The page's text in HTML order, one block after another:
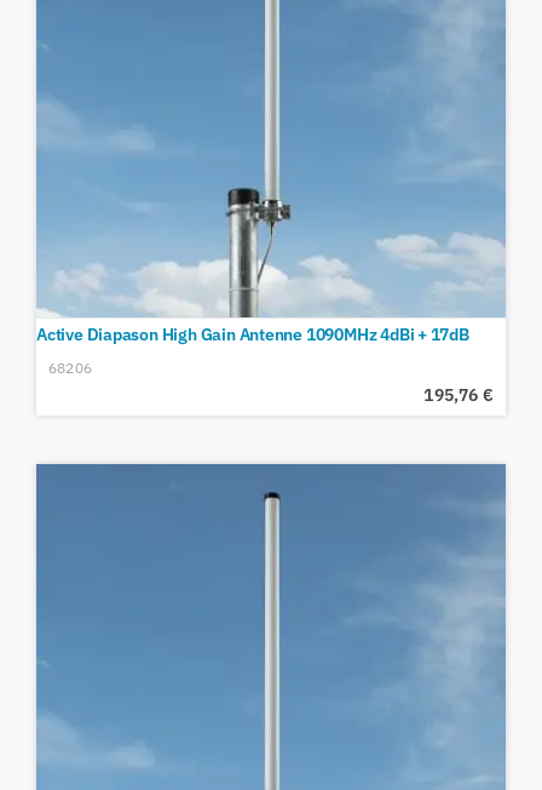
Active Diapason High Gain Antenne 1090MHz 4dBi + 17dB
68206
195,76 €